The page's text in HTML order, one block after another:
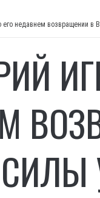
его недавнем возвращении